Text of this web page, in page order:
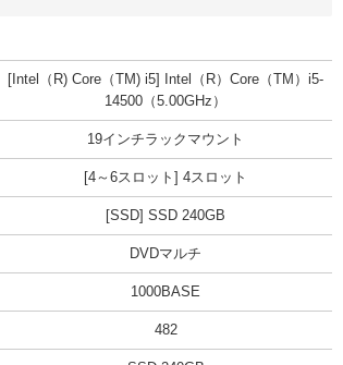
[Intel（R) Core（TM) i5] Intel（R）Core（TM）i5-
14500（5.00GHz）
19インチラックマウント
[4～6スロット] 4スロット
[SSD] SSD 240GB
DVDマルチ
1000BASE
482